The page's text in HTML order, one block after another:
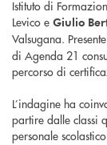
Istituto di
Levico e Giulio
Valsugana.
di Agenda 21
percorso di
L’indagine ha
partire dalle classi
personale